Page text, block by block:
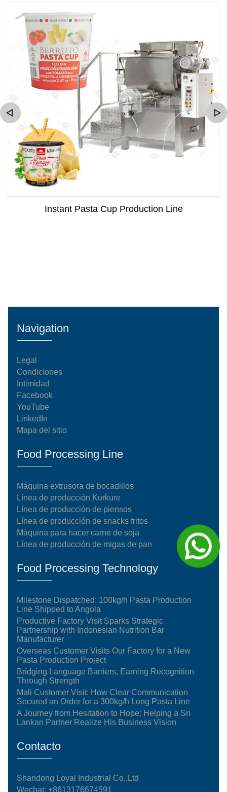
Instant Pasta Cup Production Line
Navigation
Legal
Condiciones
Intimidad
Facebook
YouTube
LinkedIn
Mapa del sitio
Food Processing Line
Máquina extrusora de bocadillos
Línea de producción Kurkure
Línea de producción de piensos
Línea de producción de snacks fritos
Máquina para hacer carne de soja
Línea de producción de migas de pan
Food Processing Technology
Milestone Dispatched: 100kg/h Pasta Production
Line Shipped to Angola
Productive Factory Visit Sparks Strategic
Partnership with Indonesian Nutrition Bar
Manufacturer
Overseas Customer Visits Our Factory for a New
Pasta Production Project
Bridging Language Barriers, Earning Recognition
Through Strength
Mali Customer Visit: How Clear Communication
Secured an Order for a 300kg/h Long Pasta Line
A Journey from Hesitation to Hope: Helping a Sri
Lankan Partner Realize His Business Vision
Contacto
Shandong Loyal Industrial Co.,Ltd
Wechat: +8613176674591